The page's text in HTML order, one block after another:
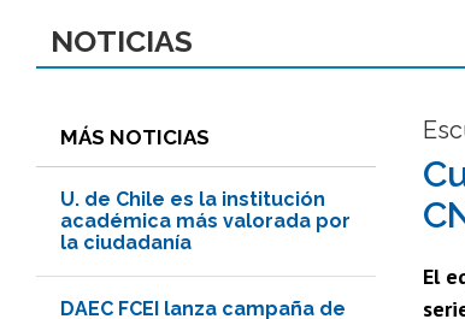
NOTICIAS
MÁS NOTICIAS
U. de Chile es la institución
académica más valorada por
la ciudadanía
DAEC FCEI lanza campaña de
El